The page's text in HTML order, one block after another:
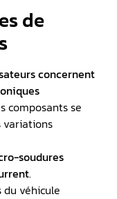
de
concernent
composants se
variations
soudures
.
véhicule